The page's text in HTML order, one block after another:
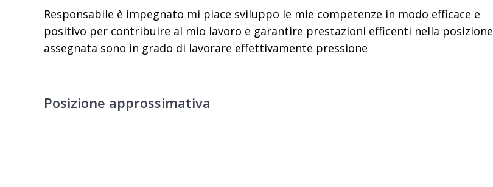
Responsabile è impegnato mi piace sviluppo le mie competenze in modo efficace e
positivo per contribuire al mio lavoro e garantire prestazioni efficenti nella posizione
assegnata sono in grado di lavorare effettivamente pressione
Posizione approssimativa